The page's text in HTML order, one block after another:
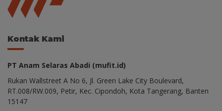
Kontak Kami
PT Anam Selaras Abadi (mufit.id)
Rukan Wallstreet A No 6, Jl. Green Lake City Boulevard,
RT.008/RW.009, Petir, Kec. Cipondoh, Kota Tangerang, Banten
15147